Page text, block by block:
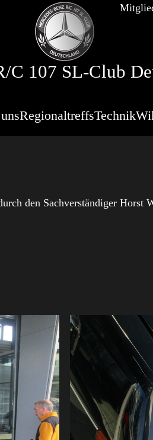
C 107 SL-Club
RegionaltreffsTechnik
den Sachverständiger Horst